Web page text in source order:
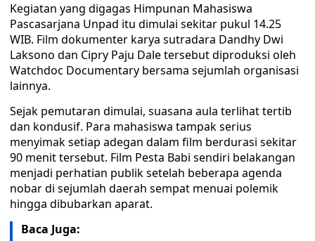
Kegiatan yang digagas Himpunan Mahasiswa
Pascasarjana Unpad itu dimulai sekitar pukul 14.25
WIB. Film dokumenter karya sutradara Dandhy Dwi
Laksono dan Cipry Paju Dale tersebut diproduksi oleh
Watchdoc Documentary bersama sejumlah organisasi
lainnya.
Sejak pemutaran dimulai, suasana aula terlihat tertib
dan kondusif. Para mahasiswa tampak serius
menyimak setiap adegan dalam film berdurasi sekitar
90 menit tersebut. Film Pesta Babi sendiri belakangan
menjadi perhatian publik setelah beberapa agenda
nobar di sejumlah daerah sempat menuai polemik
hingga dibubarkan aparat.
Baca Juga: